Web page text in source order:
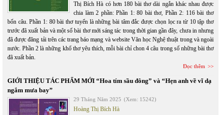
Thị Bích Hà có hơn 180 bài thơ dài ngắn khác nhau được
chia làm 2 phần: Phần 1: 80 bài thơ, Phần 2: 116 bài thơ
bốn câu. Phần 1: 80 bài thơ tuyển là những bài tâm đắc được chọn lọc ra từ 10 tập thơ
trước đã xuất bản và một số bài thơ mới sáng tác trong thời gian gần đây, chưa in nhưng
đã được đăng tải trên các trang báo mạng và website Văn học Nghệ thuật trong và ngoài
nước. Phần 2 là những khổ thơ yêu thích, mỗi bài chỉ chon 4 câu trong số những bài thơ
đã xuất bản.
Đọc thêm
GIỚI THIỆU TÁC PHẨM MỚI “Hoa tím sầu đông” và “Hẹn anh về vĩ dạ
ngắm mưa bay”
29 Tháng Năm 2025 (Xem: 15242)
Hoàng Thị Bích Hà